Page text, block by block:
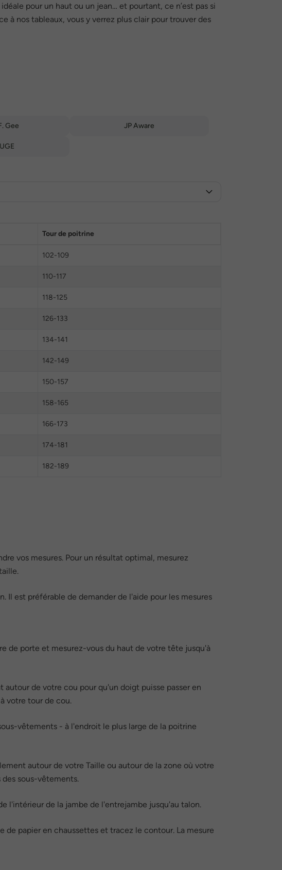
pour un haut ou un jean… et pourtant, ce n’est pas si
à nos tableaux, vous y verrez plus clair pour trouver des
Gee JP Aware
Tour de poitrine
102-109
110-117
118-125
126-133
134-141
142-149
150-157
158-165
166-173
174-181
182-189
vos mesures. Pour un résultat optimal, mesurez
Il est préférable de demander de l'aide pour les mesures
de porte et mesurez-vous du haut de votre tête jusqu'à
autour de votre cou pour qu'un doigt puisse passer en
votre tour de cou.
vêtements - à l'endroit le plus large de la poitrine
autour de votre Taille ou autour de la zone où votre
sous-vêtements.
l'intérieur de la jambe de l'entrejambe jusqu'au talon.
de papier en chaussettes et tracez le contour. La mesure